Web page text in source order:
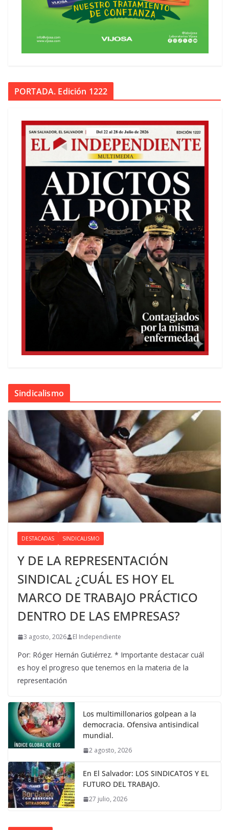
PORTADA. Edición 1222
Sindicalismo
DESTACADAS SINDICALISMO
Y DE LA REPRESENTACIÓN
SINDICAL ¿CUÁL ES HOY EL
MARCO DE TRABAJO PRÁCTICO
DENTRO DE LAS EMPRESAS?
3 agosto, 2026 El Independiente
Por: Róger Hernán Gutiérrez. * Importante destacar cuál
es hoy el progreso que tenemos en la materia de la
representación
Los multimillonarios golpean a la
democracia. Ofensiva antisindical
mundial.
2 agosto, 2026
En El Salvador: LOS SINDICATOS Y EL
FUTURO DEL TRABAJO.
27 julio, 2026